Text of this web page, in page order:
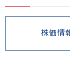
株価情